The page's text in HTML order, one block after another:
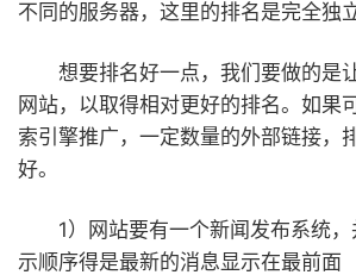
不同的服务器，这里的排名是完全独立
想要排名好一点，我们要做的是
网站，以取得相对更好的排名。如果
索引擎推广，一定数量的外部链接，
好。
1）网站要有一个新闻发布系统
示顺序得是最新的消息显示在最前面